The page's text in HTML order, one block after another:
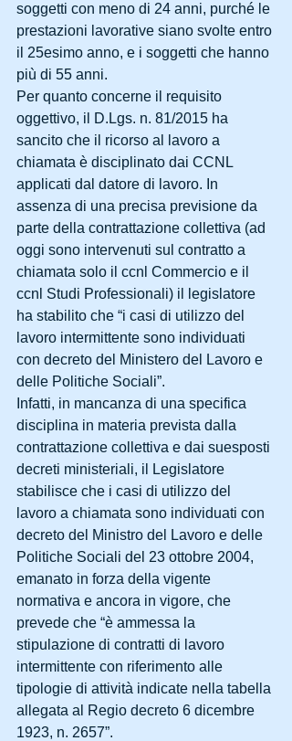
soggetti con meno di 24 anni, purché le
prestazioni lavorative siano svolte entro
il 25esimo anno, e i soggetti che hanno
più di 55 anni.
Per quanto concerne il requisito
oggettivo, il D.Lgs. n. 81/2015 ha
sancito che il ricorso al lavoro a
chiamata è disciplinato dai CCNL
applicati dal datore di lavoro. In
assenza di una precisa previsione da
parte della contrattazione collettiva (ad
oggi sono intervenuti sul contratto a
chiamata solo il ccnl Commercio e il
ccnl Studi Professionali) il legislatore
ha stabilito che “i casi di utilizzo del
lavoro intermittente sono individuati
con decreto del Ministero del Lavoro e
delle Politiche Sociali”.
Infatti, in mancanza di una specifica
disciplina in materia prevista dalla
contrattazione collettiva e dai suesposti
decreti ministeriali, il Legislatore
stabilisce che i casi di utilizzo del
lavoro a chiamata sono individuati con
decreto del Ministro del Lavoro e delle
Politiche Sociali del 23 ottobre 2004,
emanato in forza della vigente
normativa e ancora in vigore, che
prevede che “è ammessa la
stipulazione di contratti di lavoro
intermittente con riferimento alle
tipologie di attività indicate nella tabella
allegata al Regio decreto 6 dicembre
1923, n. 2657”.